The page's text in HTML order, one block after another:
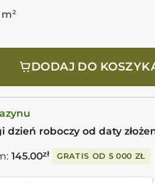
Blue 6,5X20 Błękitne płytki
DODAJ DO
dzień roboczy od daty
145.00zł GRATIS OD 5 000 ZŁ